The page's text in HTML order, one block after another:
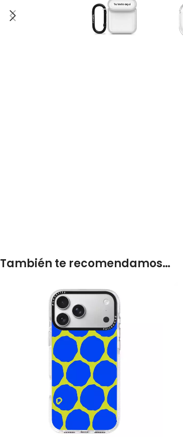
También te recomendamos…